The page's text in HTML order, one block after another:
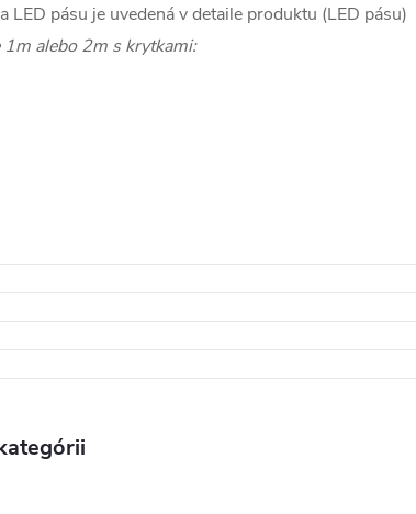
LED pásu je uvedená v detaile produktu (LED pásu)
alebo 2m s krytkami: